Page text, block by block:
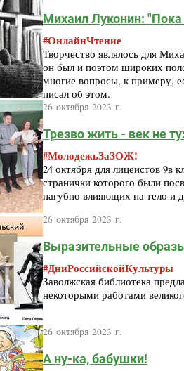
Михаил Луконин:
#ОнлайнЧтение
Творчество являлось для
он был и поэтом широких
многие вопросы, к примеру,
писал об этом.
26 октября 2023 г.
Трезво жить - век не
#МолодежьЗаЗОЖ!
24 октября для лицеистов
странички которого были
пагубно влияющих на тело и
26 октября 2023 г.
Выразительные
#ДниРоссийскойКультуры
Заволжская библиотека
некоторыми работами
26 октября 2023 г.
А ну-ка, бабушки!